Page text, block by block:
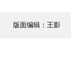
版面编辑：王影